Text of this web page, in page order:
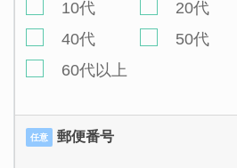
10代 20代
40代
50代
60代以上
任意 郵便番号